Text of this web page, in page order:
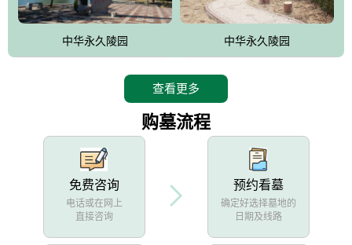
中华永久陵园 中华永久陵园
查看更多
购墓流程
免费咨询
电话或在网上
直接咨询
预约看墓
确定好选择墓地的
日期及线路